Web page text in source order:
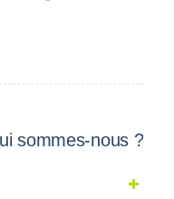
sommes-nous ?